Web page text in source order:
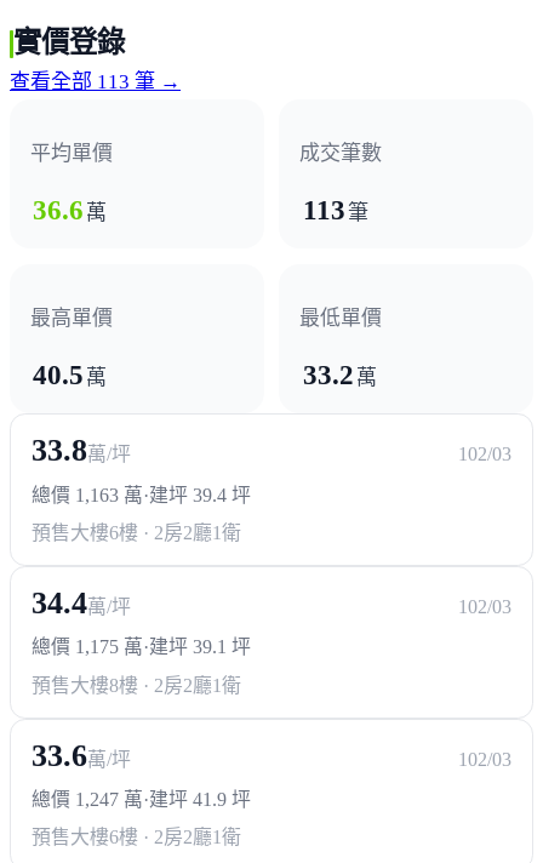
實價登錄
查看全部 113 筆 →
平均單價
36.6 萬
成交筆數
113筆
最高單價
40.5 萬
最低單價
33.2 萬
33.8萬/坪
102/03
總價 1,163 萬·建坪 39.4 坪
預售大樓6樓 · 2房2廳1衛
34.4萬/坪
102/03
總價 1,175 萬·建坪 39.1 坪
預售大樓8樓 · 2房2廳1衛
33.6萬/坪
102/03
總價 1,247 萬·建坪 41.9 坪
預售大樓6樓 · 2房2廳1衛